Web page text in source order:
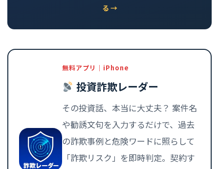
る →
無料アプリ｜iPhone
投資詐欺レーダー
その投資話、本当に大丈夫？ 案件名
や勧誘文句を入力するだけで、過去
の詐欺事例と危険ワードに照らして
「詐欺リスク」を即時判定。契約す